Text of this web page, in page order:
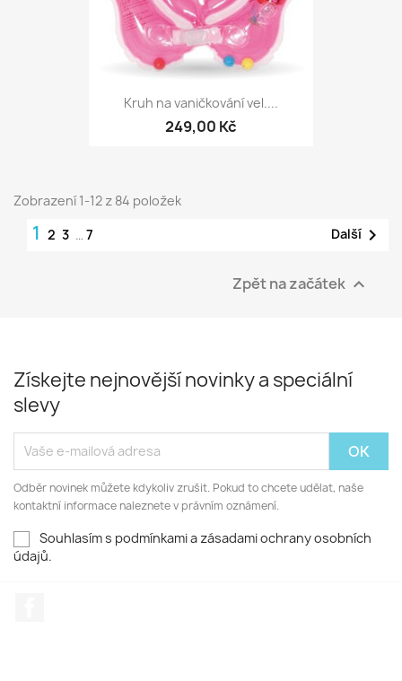
Kruh na vaničkování vel....
249,00 Kč
Zobrazení 1-12 z 84 položek
1 2 3 … 7 Další 
Zpět na začátek 
Získejte nejnovější novinky a speciální
slevy
Odběr novinek můžete kdykoliv zrušit. Pokud to chcete udělat, naše
kontaktní informace naleznete v právním oznámení.
Souhlasím s podmínkami a zásadami ochrany osobních
údajů.